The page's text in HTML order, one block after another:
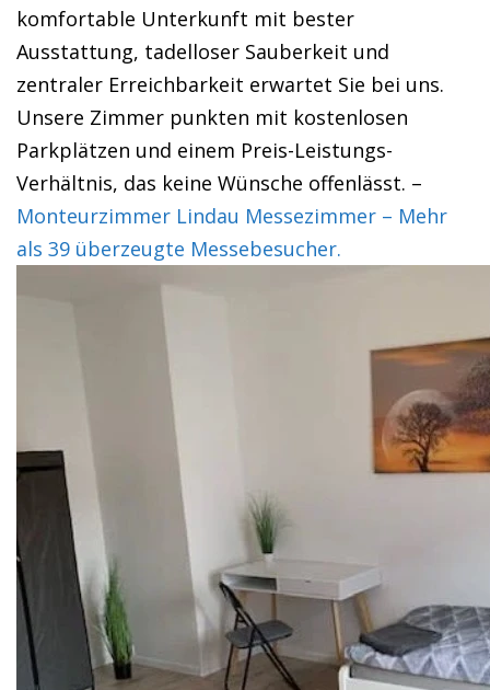
komfortable Unterkunft mit bester
Ausstattung, tadelloser Sauberkeit und
zentraler Erreichbarkeit erwartet Sie bei uns.
Unsere Zimmer punkten mit kostenlosen
Parkplätzen und einem Preis-Leistungs-
Verhältnis, das keine Wünsche offenlässt. –
Monteurzimmer Lindau Messezimmer – Mehr
als 39 überzeugte Messebesucher.